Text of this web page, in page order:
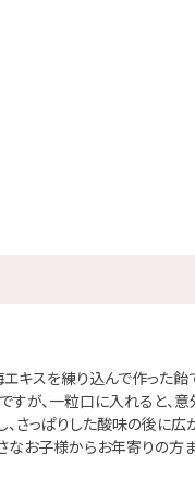
キスを練り込んで作った飴
が、一粒口に入れると、意
さっぱりした酸味の後に広
お子様からお年寄りの方